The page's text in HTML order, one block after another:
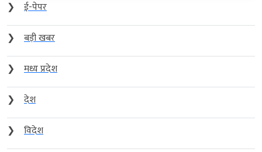
❯
ई-पेपर
❯
बड़ी खबर
❯
मध्य प्रदेश
❯
देश
❯
विदेश